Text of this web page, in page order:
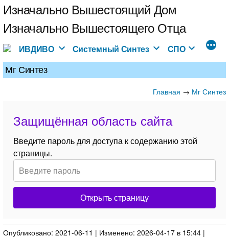
Перейти
к
содержимому
Изначально Вышестоящий Дом
Изначально Вышестоящего Отца
ИВДИВО Системный Синтез СПО
Мг Синтез
Главная → Мг Синтез
Защищённая область сайта
Введите пароль для доступа к содержанию этой
страницы.
Открыть страницу
Опубликовано: 2021-06-11 | Изменено: 2026-04-17 в 15:44 |